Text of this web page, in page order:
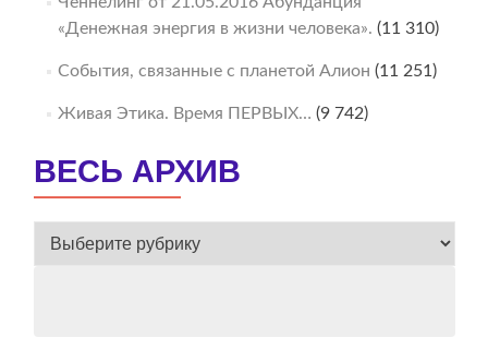
«Денежная энергия в жизни человека». (11 310)
События, связанные с планетой Алион (11 251)
Живая Этика. Время ПЕРВЫХ… (9 742)
ВЕСЬ АРХИВ
ВЕСЬ